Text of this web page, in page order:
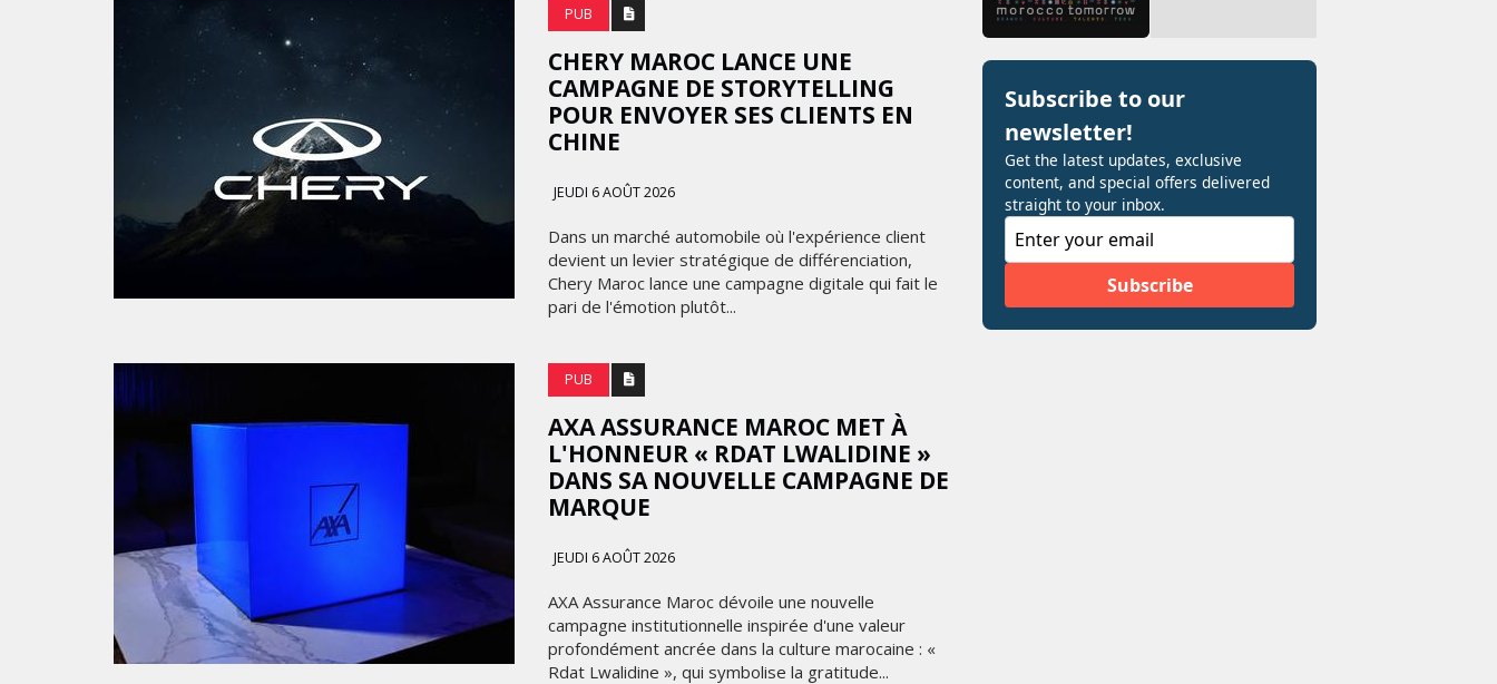
PUB
CHERY MAROC LANCE UNE
CAMPAGNE DE STORYTELLING
POUR ENVOYER SES CLIENTS EN
CHINE
JEUDI 6 AOÛT 2026
Dans un marché automobile où l'expérience client
devient un levier stratégique de différenciation,
Chery Maroc lance une campagne digitale qui fait le
pari de l'émotion plutôt...
PUB
AXA ASSURANCE MAROC MET À
L'HONNEUR « RDAT LWALIDINE »
DANS SA NOUVELLE CAMPAGNE DE
MARQUE
JEUDI 6 AOÛT 2026
AXA Assurance Maroc dévoile une nouvelle
campagne institutionnelle inspirée d'une valeur
profondément ancrée dans la culture marocaine : «
Rdat Lwalidine », qui symbolise la gratitude...